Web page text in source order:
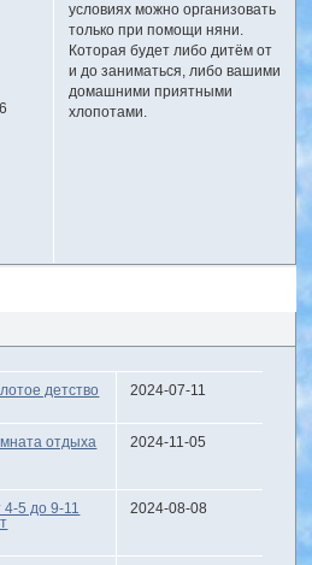
условиях можно организовать
только при помощи няни.
Которая будет либо дитём от
и до заниматься, либо вашими
домашними приятными
хлопотами.
детство 2024-07-11
отдыха 2024-11-05
4-5 до 9-11
2024-08-08